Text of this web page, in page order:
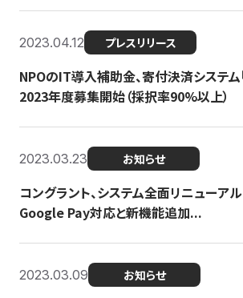
2023.04.12 プレスリリース
NPOのIT導入補助金、寄付決済システム
2023年度募集開始（採択率90%以上）
2023.03.23 お知らせ
コングラント、システム全面リニューア
Google Pay対応と新機能追加...
2023.03.09 お知らせ